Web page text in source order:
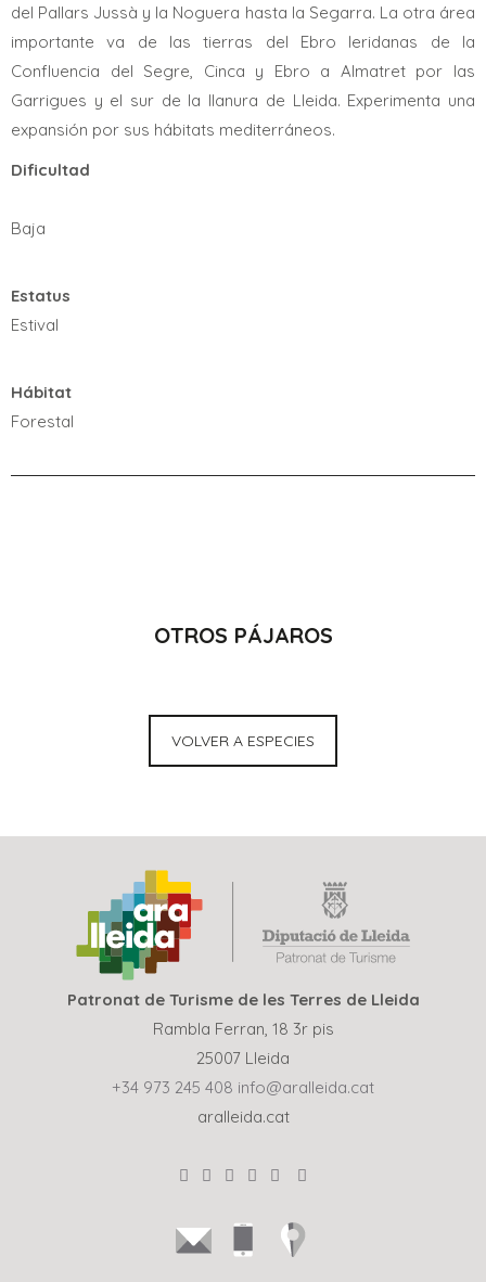
del Pallars Jussà y la Noguera hasta la Segarra. La otra área
importante va de las tierras del Ebro leridanas de la
Confluencia del Segre, Cinca y Ebro a Almatret por las
Garrigues y el sur de la llanura de Lleida. Experimenta una
expansión por sus hábitats mediterráneos.
Dificultad
Baja
Estatus
Estival
Hábitat
Forestal
OTROS PÁJAROS
VOLVER A ESPECIES
Patronat de Turisme de les Terres de Lleida
Rambla Ferran, 18 3r pis
25007 Lleida
+34 973 245 408 info@aralleida.cat
aralleida.cat